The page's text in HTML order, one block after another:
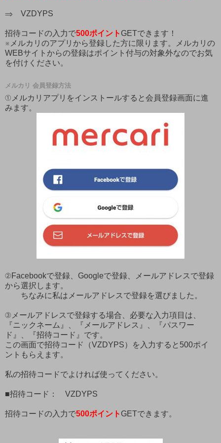
⇒ VZDYPS
招待コードの入力で500ポイント GETできます！
※メルカリのアプリから登録した方に限ります。メルカリの
WEBサイトからの登録はポイント付与の対象外なのでお気
を付けください。
メルカリ 会員登録方法
①メルカリアプリをインストールすると会員登録画面に進
みます。
②Facebookで登録、Googleで登録、メールアドレスで登録
から選択します。
ちなみに私はメールアドレスで登録を選びました。
③メールアドレスで登録する場合、必要な入力項目は、
『ニックネーム』、『メールアドレス』、『パスワー
ド』、『招待コード』です。
この画面で招待コード（VZDYPS）を入力すると500ポイ
ントもらえます。
私の招待コードでよければ使ってください。
■招待コード： VZDYPS
招待コードの入力で500ポイント GETできます。